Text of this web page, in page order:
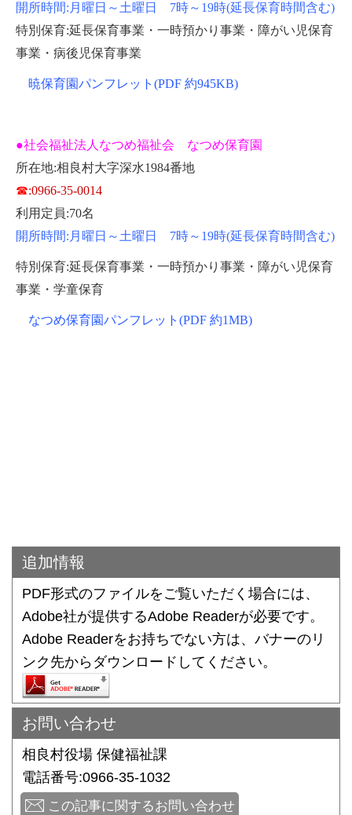
開所時間:月曜日～土曜日 7時～19時(延長保育時間含む)
特別保育:延長保育事業・一時預かり事業・障がい児保育
事業・病後児保育事業
暁保育園パンフレット(PDF 約945KB)
●社会福祉法人なつめ福祉会 なつめ保育園
所在地:相良村大字深水1984番地
☎:0966-35-0014
利用定員:70名
開所時間:月曜日～土曜日 7時～19時(延長保育時間含む)
特別保育:延長保育事業・一時預かり事業・障がい児保育
事業・学童保育
なつめ保育園パンフレット(PDF 約1MB)
追加情報
PDF形式のファイルをご覧いただく場合には、
Adobe社が提供するAdobe Readerが必要です。
Adobe Readerをお持ちでない方は、バナーのリ
ンク先からダウンロードしてください。
お問い合わせ
相良村役場 保健福祉課
電話番号:0966-35-1032
この記事に関するお問い合わせ